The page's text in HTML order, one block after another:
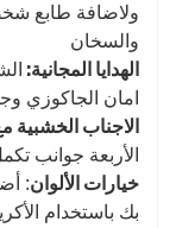
ولاضافة طابع
والسخان
الهدايا المجانية:
امان الجاكوزي
الاجناب الخشبية
الأربعة جوانب
خيارات الألوان:
بك باستخدام